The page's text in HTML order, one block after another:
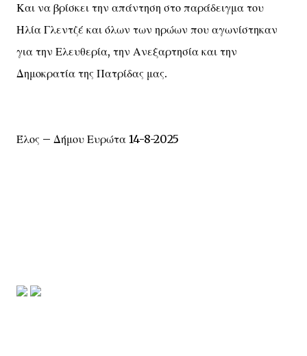
Και να βρίσκει την απάντηση στο παράδειγμα του
Ηλία Γλεντζέ και όλων των ηρώων που αγωνίστηκαν
για την Ελευθερία, την Ανεξαρτησία και την
Δημοκρατία της Πατρίδας μας.
Έλος – Δήμου Ευρώτα 14-8-2025